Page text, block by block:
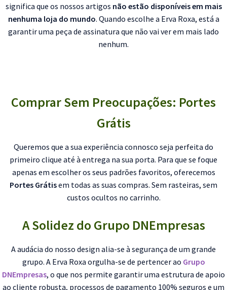
significa que os nossos artigos não estão disponíveis em mais
nenhuma loja do mundo. Quando escolhe a Erva Roxa, está a
garantir uma peça de assinatura que não vai ver em mais lado
nenhum.
Comprar Sem Preocupações: Portes
Grátis
Queremos que a sua experiência connosco seja perfeita do
primeiro clique até à entrega na sua porta. Para que se foque
apenas em escolher os seus padrões favoritos, oferecemos
Portes Grátisem todas as suas compras. Sem rasteiras, sem
custos ocultos no carrinho.
A Solidez do Grupo DNEmpresas
A audácia do nosso design alia-se à segurança de um grande
grupo. A Erva Roxa orgulha-se de pertencer ao Grupo
DNEmpresas, o que nos permite garantir uma estrutura de apoio
ao cliente robusta, processos de pagamento 100% seguros e um